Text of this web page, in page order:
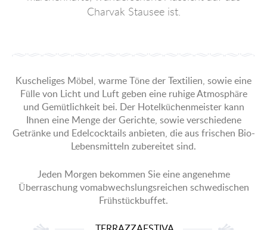
Chаrvаk Stausee ist.
Kuscheliges Möbel, warme Töne der Textilien, sowie eine
Fülle von Licht und Luft geben eine ruhige Atmosphäre
und Gemütlichkeit bei. Der Hotelküchenmeister kann
Ihnen eine Menge der Gerichte, sowie verschiedene
Getränke und Edelcocktails anbieten, die aus frischen Bio-
Lebensmitteln zubereitet sind.
Jeden Morgen bekommen Sie eine angenehme
Überraschung vomabwechslungsreichen schwedischen
Frühstückbuffet.